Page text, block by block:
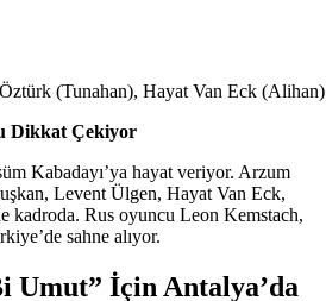
(Tunahan), Hayat Van Eck
Dikkat Çekiyor
Kabadayı’ya hayat veriyor. Arzum
Levent Ülgen, Hayat Van Eck,
kadroda. Rus oyuncu Leon Kemstach,
sahne alıyor.
Umut” İçin Antalya’da